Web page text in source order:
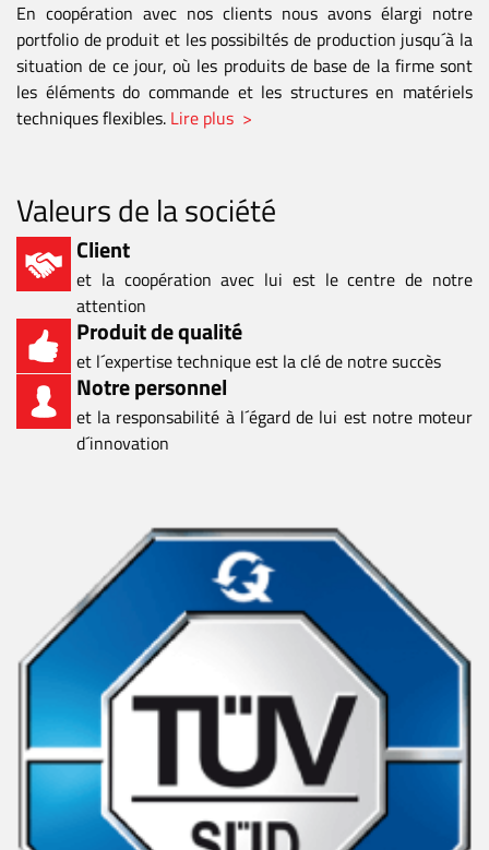
En coopération avec nos clients nous avons élargi notre
portfolio de produit et les possibiltés de production jusqu´à la
situation de ce jour, où les produits de base de la firme sont
les éléments do commande et les structures en matériels
techniques flexibles. Lire plus >
Valeurs de la société
Client
et la coopération avec lui est le centre de notre
attention
Produit de qualité
et l´expertise technique est la clé de notre succès
Notre personnel
et la responsabilité à l´égard de lui est notre moteur
d´innovation